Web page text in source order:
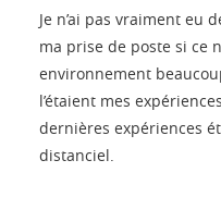
Je n’ai pas vraiment eu
ma prise de poste si ce
environnement
l’étaient mes
dernières expériences
distanciel.